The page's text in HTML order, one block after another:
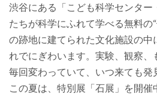
渋谷にある「こども科学センター
たちが科学にふれて学べる無料の
の跡地に建てられた文化施設の中
れでにぎわいます。実験、観察
毎回変わっていて、いつ来ても発
この夏は、特別展「石展」を開催